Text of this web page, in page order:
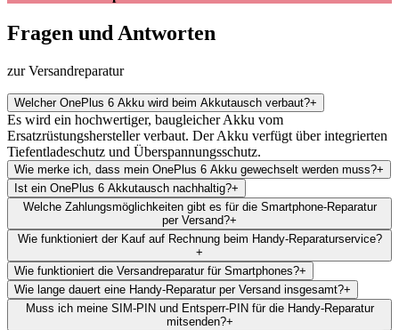
Fragen und Antworten
zur Versandreparatur
Welcher OnePlus 6 Akku wird beim Akkutausch verbaut?+
Es wird ein hochwertiger, baugleicher Akku vom
Ersatzrüstungshersteller verbaut. Der Akku verfügt über integrierten
Tiefentladeschutz und Überspannungsschutz.
Wie merke ich, dass mein OnePlus 6 Akku gewechselt werden muss?+
Ist ein OnePlus 6 Akkutausch nachhaltig?+
Welche Zahlungsmöglichkeiten gibt es für die Smartphone-Reparatur
per Versand?+
Wie funktioniert der Kauf auf Rechnung beim Handy-Reparaturservice?
+
Wie funktioniert die Versandreparatur für Smartphones?+
Wie lange dauert eine Handy-Reparatur per Versand insgesamt?+
Muss ich meine SIM-PIN und Entsperr-PIN für die Handy-Reparatur
mitsenden?+